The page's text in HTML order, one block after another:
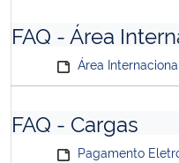
FAQ - Área
Área
FAQ - Cargas
Pagamento